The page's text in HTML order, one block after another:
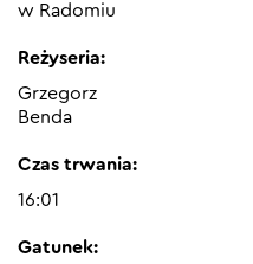
w Radomiu
Reżyseria:
Grzegorz
Benda
Czas trwania:
16:01
Gatunek: